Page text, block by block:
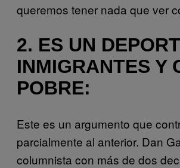
queremos tener nada que ver
2. ES UN
INMIGRANTES Y
POBRE:
Este es un argumento que
parcialmente al anterior. Dan
columnista con más de dos